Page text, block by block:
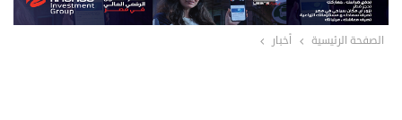
الصفحة الرئيسية أخبار